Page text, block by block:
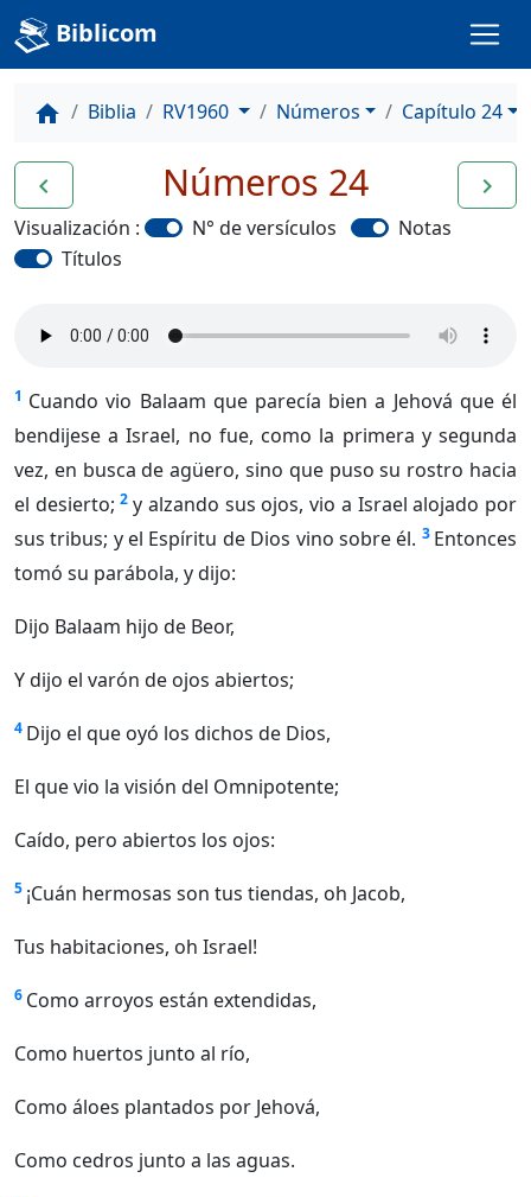
Biblicom
home Biblia RV1960 Números Capítulo 24
navigate_before navigate_next
Números 24
Visualización : N° de versículos
Notas
Títulos
1 Cuando vio Balaam que parecía bien a Jehová que él
bendijese a Israel, no fue, como la primera y segunda
vez, en busca de agüero, sino que puso su rostro hacia
el desierto; 2 y alzando sus ojos, vio a Israel alojado por
sus tribus; y el Espíritu de Dios vino sobre él. 3 Entonces
tomó su parábola, y dijo:
Dijo Balaam hijo de Beor,
Y dijo el varón de ojos abiertos;
4 Dijo el que oyó los dichos de Dios,
El que vio la visión del Omnipotente;
Caído, pero abiertos los ojos:
5 ¡Cuán hermosas son tus tiendas, oh Jacob,
Tus habitaciones, oh Israel!
6 Como arroyos están extendidas,
Como huertos junto al río,
Como áloes plantados por Jehová,
Como cedros junto a las aguas.